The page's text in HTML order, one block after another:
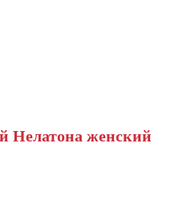
Нелатона женский